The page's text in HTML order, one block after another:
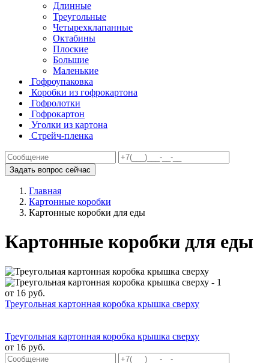
Длинные
Треугольные
Четырехклапанные
Октабины
Плоские
Большие
Маленькие
Гофроупаковка
Коробки из гофрокартона
Гофролотки
Гофрокартон
Уголки из картона
Стрейч-пленка
Задать вопрос сейчас
Главная
Картонные коробки
Картонные коробки для еды
Картонные коробки для еды
от 16 руб.
Треугольная картонная коробка крышка сверху
Треугольная картонная коробка крышка сверху
от 16 руб.